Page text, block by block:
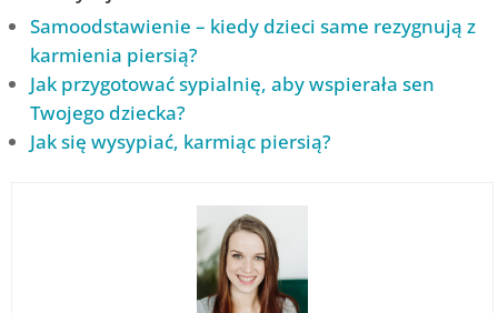
Samoodstawienie – kiedy dzieci same rezygnują z
karmienia piersią?
Jak przygotować sypialnię, aby wspierała sen
Twojego dziecka?
Jak się wysypiać, karmiąc piersią?